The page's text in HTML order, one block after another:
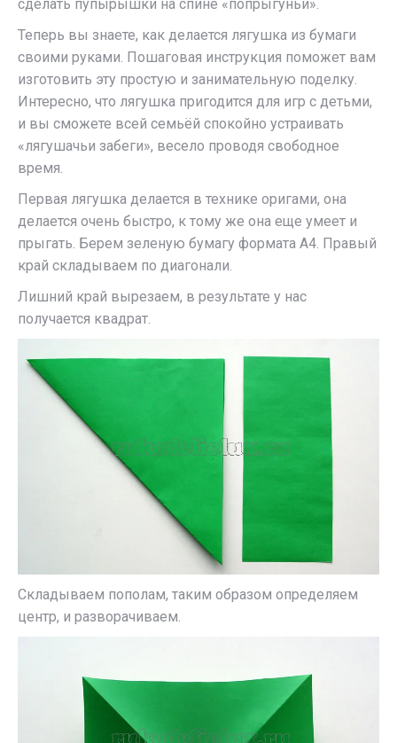
сделать пупырышки на спине «попрыгуньи».
Теперь вы знаете, как делается лягушка из бумаги
своими руками. Пошаговая инструкция поможет вам
изготовить эту простую и занимательную поделку.
Интересно, что лягушка пригодится для игр с детьми,
и вы сможете всей семьёй спокойно устраивать
«лягушачьи забеги», весело проводя свободное
время.
Первая лягушка делается в технике оригами, она
делается очень быстро, к тому же она еще умеет и
прыгать. Берем зеленую бумагу формата А4. Правый
край складываем по диагонали.
Лишний край вырезаем, в результате у нас
получается квадрат.
Складываем пополам, таким образом определяем
центр, и разворачиваем.